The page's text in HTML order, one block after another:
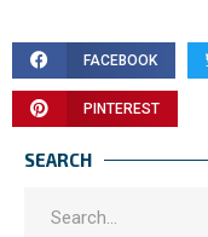
FACEBOOK
PINTEREST
SEARCH